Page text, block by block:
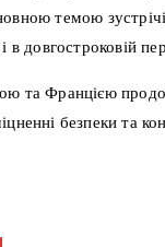
темою
в довгостроковій
та Францією
безпеки та